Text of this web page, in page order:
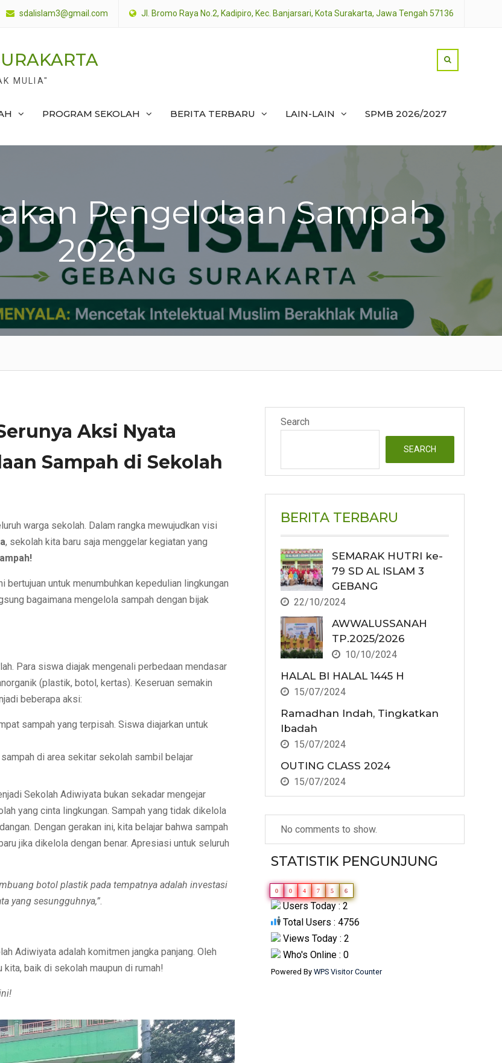
sdalislam3@gmail.com Jl. Bromo Raya No.2, Kadipiro, Kec. Banjarsari, Kota Surakarta, Jawa Tengah 57136
MULIA"
PROGRAM SEKOLAH BERITA TERBARU LAIN-LAIN SPMB 2026/2027
Pengelolaan Sampah
2026
Aksi Nyata
Sampah di Sekolah
warga sekolah. Dalam rangka mewujudkan visi
, sekolah kita baru saja menggelar kegiatan yang
untuk menumbuhkan kepedulian lingkungan
bagaimana mengelola sampah dengan bijak
Para siswa diajak mengenali perbedaan mendasar
(plastik, botol, kertas). Keseruan semakin
beberapa aksi:
sampah yang terpisah. Siswa diajarkan untuk
di area sekitar sekolah sambil belajar
Sekolah Adiwiyata bukan sekadar mengejar
yang cinta lingkungan. Sampah yang tidak dikelola
Dengan gerakan ini, kita belajar bahwa sampah
jika dikelola dengan benar. Apresiasi untuk seluruh
botol plastik pada tempatnya adalah investasi
yang sesungguhnya,”.
Adiwiyata adalah komitmen jangka panjang. Oleh
baik di sekolah maupun di rumah!
Search
SEARCH
BERITA TERBARU
SEMARAK HUTRI ke-
79 SD AL ISLAM 3
GEBANG
22/10/2024
AWWALUSSANAH
TP.2025/2026
10/10/2024
HALAL BI HALAL 1445 H
15/07/2024
Ramadhan Indah, Tingkatkan
Ibadah
15/07/2024
OUTING CLASS 2024
15/07/2024
No comments to show.
STATISTIK PENGUNJUNG
0 0 4 7 5 6
Users Today : 2
Total Users : 4756
Views Today : 2
Who's Online : 0
Powered By WPS Visitor Counter